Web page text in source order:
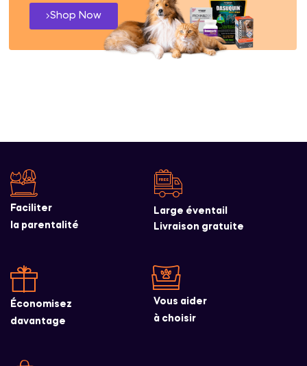
Shop Now
Faciliter
la parentalité
Large éventail
Livraison gratuite
Économisez
davantage
Vous aider
à choisir